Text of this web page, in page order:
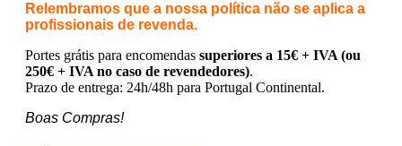
Relembramos que a nossa política não se aplica a
profissionais de revenda.
Portes grátis para encomendas superiores a 15€ + IVA (ou
250€ + IVA no caso de revendedores).
Prazo de entrega: 24h/48h para Portugal Continental.
Boas Compras!